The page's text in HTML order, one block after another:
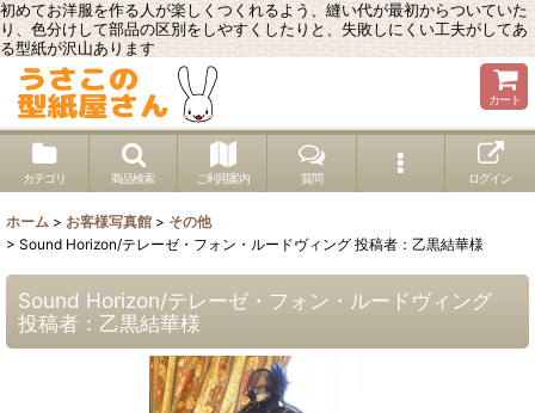
初めてお洋服を作る人が楽しくつくれるよう、縫い代が最初からついていた
り、色分けして部品の区別をしやすくしたりと、失敗しにくい工夫がしてあ
る型紙が沢山あります
カート
カテゴリ 商品検索 ご利用案内 質問 ログイン
ホーム > お客様写真館 > その他
> Sound Horizon/テレーゼ・フォン・ルードヴィング 投稿者：乙黒結華様
Sound Horizon/テレーゼ・フォン・ルードヴィング
投稿者：乙黒結華様